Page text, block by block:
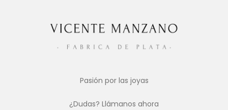
Pasión por las joyas
¿Dudas? Llámanos ahora